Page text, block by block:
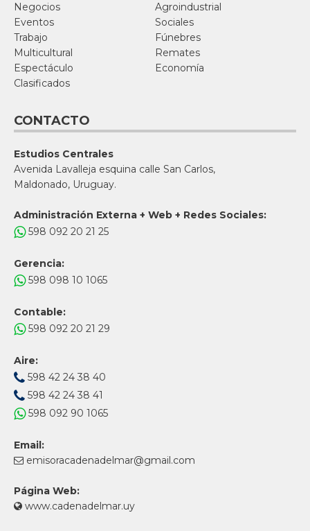
Negocios
Agroindustrial
Eventos
Sociales
Trabajo
Fúnebres
Multicultural
Remates
Espectáculo
Economía
Clasificados
CONTACTO
Estudios Centrales
Avenida Lavalleja esquina calle San Carlos,
Maldonado, Uruguay.
Administración Externa + Web + Redes Sociales:
598 092 20 21 25
Gerencia:
598 098 10 1065
Contable:
598 092 20 21 29
Aire:
598 42 24 38 40
598 42 24 38 41
598 092 90 1065
Email:
emisoracadenadelmar@gmail.com
Página Web:
www.cadenadelmar.uy